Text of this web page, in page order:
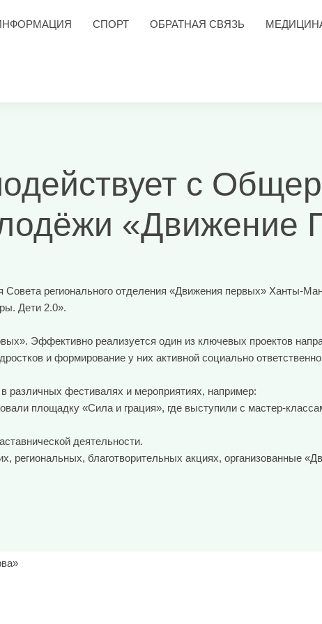
СПОРТ ОБРАТНАЯ СВЯЗЬ
с
«Движение
регионального отделения «Движения первых» Ханты-
Дети 2.0».
Эффективно реализуется один из ключевых проектов
и формирование у них активной социально
различных фестивалях и мероприятиях, например:
площадку «Сила и грация», где выступили с мастер-
деятельности.
региональных, благотворительных акциях, организованные